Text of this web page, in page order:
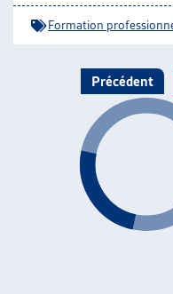
Formation
Précédent